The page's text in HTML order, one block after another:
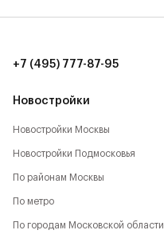
Новостройки
Новостройки Москвы
Новостройки Подмосковья
По районам Москвы
По метро
По городам Московской области
+7 (495) 777-87-95